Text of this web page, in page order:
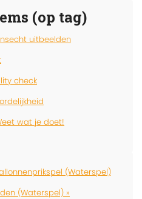
(op tag)
uitbeelden
check
wat je doet!
(Waterspel)
(Waterspel) »